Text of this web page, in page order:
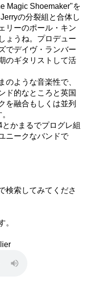
Magic Shoemaker"を
の分裂組と合体し
リーのポール・キン
ょうね。プロデュー
でデイヴ・ランバー
のギタリストして活
のような音楽性で、
ド的なところと英国
を融合もしくは並列
かまるでプログレ組
ニークなバンドで
検索してみてくださ
。